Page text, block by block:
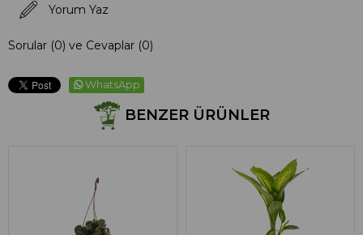
Yorum Yaz
Sorular (0) ve Cevaplar (0)
WhatsApp
BENZER ÜRÜNLER